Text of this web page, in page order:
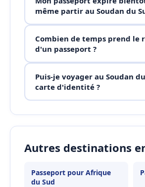
même partir au Soudan du
Combien de temps prend le
d'un passeport ?
Puis-je voyager au Soudan
carte d'identité ?
Autres destinations
Passeport pour Afrique
du Sud